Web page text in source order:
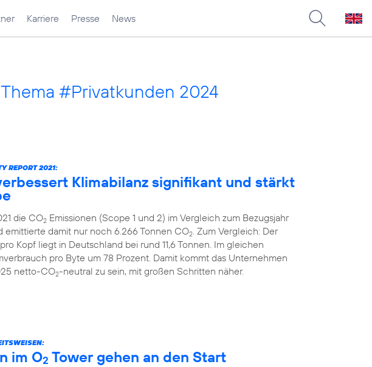
Karriere Presse News
#Privatkunden 2024
REPORT 2021:
Klimabilanz signifikant und stärkt
die CO2 Emissionen (Scope 1 und 2) im Vergleich zum Bezugsjahr
emittierte damit nur noch 6.266 Tonnen CO2. Zum Vergleich: Der
Kopf liegt in Deutschland bei rund 11,6 Tonnen. Im gleichen
pro Byte um 78 Prozent. Damit kommt das Unternehmen
netto-CO2-neutral zu sein, mit großen Schritten näher.
im O2 Tower gehen an den Start